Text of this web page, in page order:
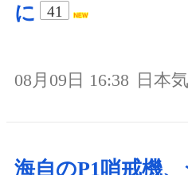
に
41
08月09日 16:38 日本
海自のP1哨戒機